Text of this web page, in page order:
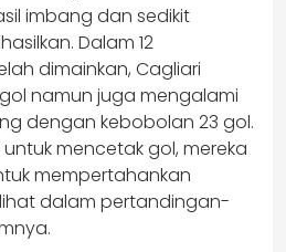
imbang dan sedikit
Dalam 12
dimainkan, Cagliari
namun juga mengalami
dengan kebobolan 23 gol.
untuk mencetak gol, mereka
mempertahankan
dalam pertandingan-